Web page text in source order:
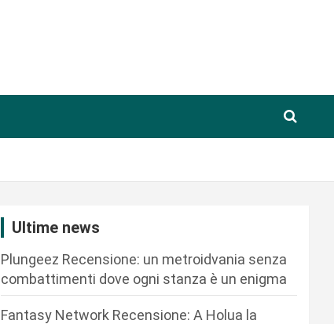
Ultime news
Plungeez Recensione: un metroidvania senza
combattimenti dove ogni stanza è un enigma
Fantasy Network Recensione: A Holua la